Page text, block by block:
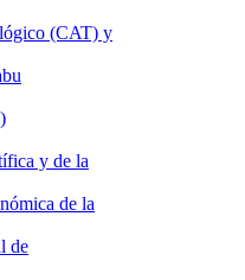
(CAT) y
y de la
de la
de